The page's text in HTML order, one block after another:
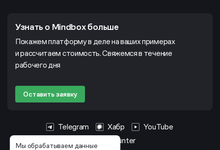
Мы обрабатываем данные
Узнать о Mindbox больше
Покажем платформу в деле на ваших примерах
и рассчитаем стоимость. Свяжемся в течение
рабочего дня
Оставить заявку
Telegram Хабр
YouTube
HeadHunter